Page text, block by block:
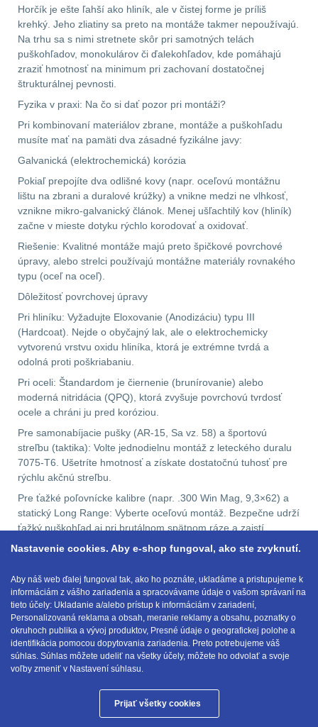
AR1519
AK47 9
.227
.223 (5.56mm)
.243 .260 (6.5mm)7
.270 .280 (7mm) 7
.30 .308 (7.62mm)
12GA, 20GA10
.40 .416
.44 .456
.357 .38 (9mm)
19116
AR104
Popruhy a poutka
OPTIKY(146)
Kolimátory53
Zvětšovací moduly5
CQB21
Na vzduchovku15
Horčík je ešte ľahší ako hliník, ale v čistej forme je príliš
krehký. Jeho zliatiny sa preto na montáže takmer nepoužívajú.
Na trhu sa s nimi stretnete skôr pri samotných telách
puškohľadov, monokulárov či ďalekohľadov, kde pomáhajú
zraziť hmotnosť na minimum pri zachovaní dostatočnej
štrukturálnej pevnosti.
Fyzika v praxi: Na čo si dať pozor pri montáži?
Pri kombinovaní materiálov zbrane, montáže a puškohľadu
musíte mať na pamäti dva zásadné fyzikálne javy:
Galvanická (elektrochemická) korózia
Pokiaľ prepojíte dva odlišné kovy (napr. oceľovú montážnu
lištu na zbrani a duralové krúžky) a vnikne medzi ne vlhkosť,
vznikne mikro-galvanický článok. Menej ušľachtilý kov (hliník)
začne v mieste dotyku rýchlo korodovať a oxidovať.
Riešenie: Kvalitné montáže majú preto špičkové povrchové
úpravy, alebo strelci používajú montážne materiály rovnakého
typu (oceľ na oceľ).
Dôležitosť povrchovej úpravy
Pri hliníku: Vyžadujte Eloxovanie (Anodizáciu) typu III
(Hardcoat). Nejde o obyčajný lak, ale o elektrochemicky
vytvorenú vrstvu oxidu hliníka, ktorá je extrémne tvrdá a
odolná proti poškriabaniu.
Pri oceli: Štandardom je čiernenie (brunírovanie) alebo
moderná nitridácia (QPQ), ktorá zvyšuje povrchovú tvrdosť
ocele a chráni ju pred koróziou.
Pre samonabíjacie pušky (AR-15, Sa vz. 58) a športovú
streľbu (taktika): Volte jednodielnu montáž z leteckého duralu
7075-T6. Ušetríte hmotnosť a získate dostatočnú tuhosť pre
rýchlu akčnú streľbu.
Pre ťažké poľovnícke kalibre (napr. .300 Win Mag, 9,3×62) a
statický Long Range: Vyberte oceľovú montáž. Bezpečne udrží
ťažký puškohľad aj pri brutálnom spätnom ráze a zaistí
stabilitu nástrelu.
počítate každý gram výbavy a vyžadujete absolútnu
spoľahlivosť, investujte do titánu.
E-mail:obchod@anod.sk
Nastavenie cookies. Aby e-shop fungoval, ako ste zvyknutí.
Aby náš web ďalej fungoval tak, ako ho poznáte, ukladáme a pristupujeme k
informáciám z vášho zariadenia a spracovávame údaje o vašom správaní na
tieto účely: Ukladanie a/alebo prístup k informáciám v zariadení,
Personalizovaná reklama a obsah, meranie reklamy a obsahu, poznatky o
okruhoch publika a vývoj produktov, Presné údaje o geografickej polohe a
identifikácia pomocou dopytovania zariadenia. Preto potrebujeme váš
súhlas. Súhlas môžete udeliť na všetky účely, môžete ho odvolať a svoje
voľby zmeniť v Nastavení súhlasu.
Prijať všetky cookies